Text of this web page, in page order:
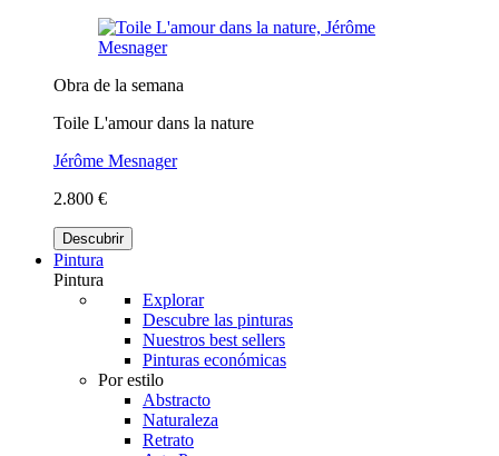
Obra de la semana
Toile L'amour dans la nature
Jérôme Mesnager
2.800 €
Descubrir
Pintura
Pintura
Explorar
Descubre las pinturas
Nuestros best sellers
Pinturas económicas
Por estilo
Abstracto
Naturaleza
Retrato